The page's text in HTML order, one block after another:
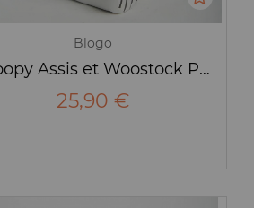
Blogo
Snoopy Assis et Woostock PM - Figurine - Blogo
25,90 €